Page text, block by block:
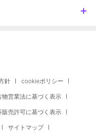
針 cookieポリシー
物営業法に基づく表示
売許可に基づく表示
サイトマップ